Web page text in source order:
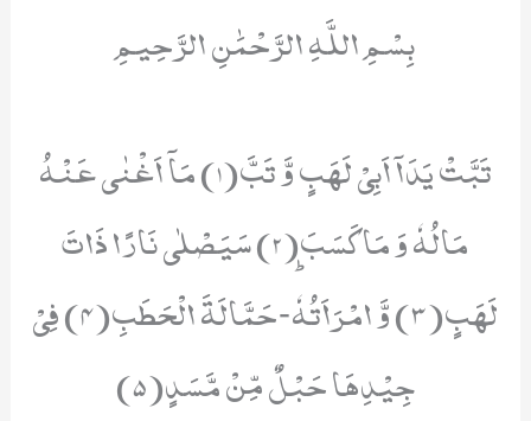
بِسْمِ اللَّهِ الرَّحْمَٰنِ الرَّحِيمِ
تَبَّتْ یَدَاۤ اَبِیْ لَهَبٍ وَّ تَبَّ(1) مَاۤ اَغْنٰى عَنْهُ
مَالُهٗ وَ مَا كَسَبَ(2) سَیَصْلٰى نَارًا ذَاتَ
لَهَبٍ(3) وَّ امْرَاَتُهٗؕ-حَمَّالَةَ الْحَطَبِ(4) فِیْ
جِیْدِهَا حَبْلٌ مِّنْ مَّسَدٍ(5)